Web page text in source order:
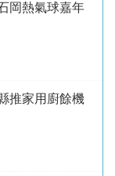
岡熱氣球嘉年
推家用廚餘機